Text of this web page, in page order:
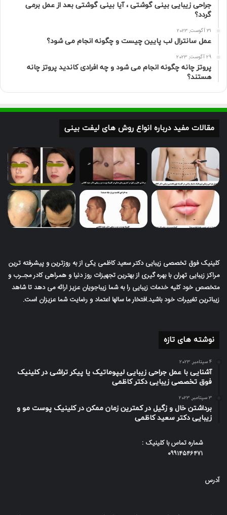
جراحی زیبایی بینی گوشتی ، آیا بینی گوشتی بعد از عمل برمی
گردد؟
31 آگوست, 2023
عمل سانترال لب پایین چیست و چگونه انجام می شود؟
29 آگوست, 2023
پروتز چانه چگونه انجام می شود و چه افرادی کاندید پروتز چانه
هستند؟
مقالات مفید درباره انواع روش های لیفت بینی
کلینیک فوق تخصصی زیبایی دکتر سعید کاظمی یکی از به روزترین و پیشرفته ترین
مراکز زیبایی تهران با بهره گیری از بهترین تجهیزات روز دنیا و همراهی کادر مجـرب و
متخصص خود کلیه خدمات زیبایی را به شما زیباجویان عزیز ارائه می دهد تا شاهد
زیباترین تغییرات خود باشید.افتخار ما سالها اعتماد و رضایت شما عزیزان است.
نوشته های تازه
4 سپتامبر, 2023
آشنایی با عمل جراحی زیبایی لیپوماتیک یا پیکر تراشی در کلینیک
فوق تخصصی زیبایی دکتر کاظمی
3 سپتامبر, 2023
برداشتن خال و زگیل در کمترین زمان ممکن در کلینیک پوست مو و
زیبایی دکتر سعید کاظمی
شماره تماس با کلینیک :
۰۹۹۱۴۵۴۶۴۷۱
آدرس